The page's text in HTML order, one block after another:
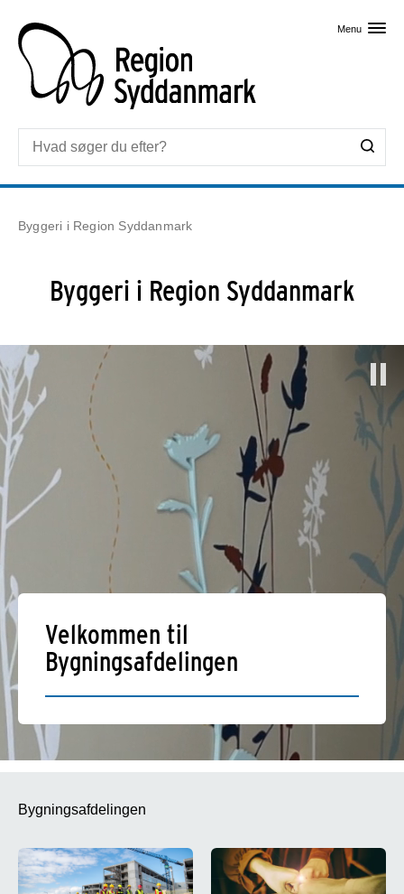
Menu
Byggeri i Region Syddanmark
Byggeri i Region Syddanmark
Velkommen til
Bygningsafdelingen
Bygningsafdelingen